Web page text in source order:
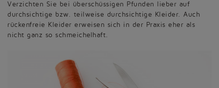
Verzichten Sie bei überschüssigen Pfunden lieber auf
durchsichtige bzw. teilweise durchsichtige Kleider. Auch
rückenfreie Kleider erweisen sich in der Praxis eher als
nicht ganz so schmeichelhaft.